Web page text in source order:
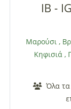
IB -
Μαρούσι,
Κηφισιά ,
Όλα τα